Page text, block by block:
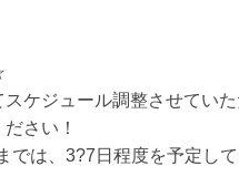
スケジュール調整させてい
さい！
では、3?7日程度を予定し